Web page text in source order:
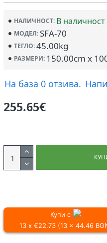
НАЛИЧНОСТ: В наличност
МОДЕЛ:SFA-70
ТЕГЛО:45.00kg
РАЗМЕРИ: 150.00cm x
На база 0 отзива.
255.65€
Купи с
13 x €22.73 (13 x 44.46